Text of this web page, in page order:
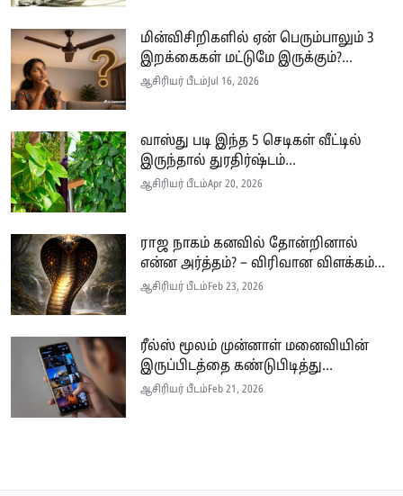
மின்விசிறிகளில் ஏன் பெரும்பாலும் 3
இறக்கைகள் மட்டுமே இருக்கும்?...
ஆசிரியர் பீடம்Jul 16, 2026
வாஸ்து படி இந்த 5 செடிகள் வீட்டில்
இருந்தால் துரதிர்ஷ்டம்...
ஆசிரியர் பீடம்Apr 20, 2026
ராஜ நாகம் கனவில் தோன்றினால்
என்ன அர்த்தம்? – விரிவான விளக்கம்...
ஆசிரியர் பீடம்Feb 23, 2026
ரீல்ஸ் மூலம் முன்னாள் மனைவியின்
இருப்பிடத்தை கண்டுபிடித்து...
ஆசிரியர் பீடம்Feb 21, 2026